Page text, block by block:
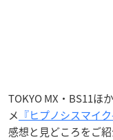
TOKYO MX・BS11ほ
メ 『ヒプノシスマイ
感想と見どころをご紹